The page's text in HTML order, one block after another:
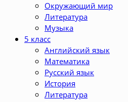
Окружающий мир
Литература
Музыка
5 класс
Английский язык
Математика
Русский язык
История
Литература